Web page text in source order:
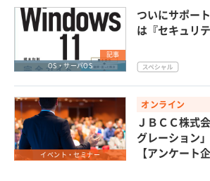
記事
OS・サーバOS
ついにサポー
は『セキュリ
イベント・セミナー
オンライン
ＪＢＣＣ株式
グレーション
【アンケート企